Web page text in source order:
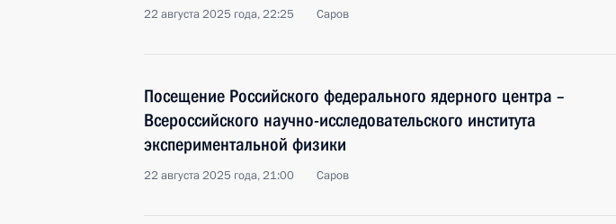
22 августа 2025 года, 22:25 Саров
Посещение Российского федерального ядерного центра –
Всероссийского научно-исследовательского института
экспериментальной физики
22 августа 2025 года, 21:00 Саров